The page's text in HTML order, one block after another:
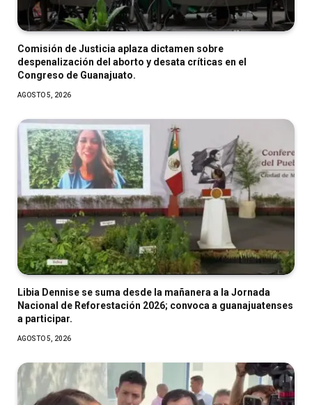
Comisión de Justicia aplaza dictamen sobre
despenalización del aborto y desata críticas en el
Congreso de Guanajuato.
AGOSTO 5, 2026
Libia Dennise se suma desde la mañanera a la Jornada
Nacional de Reforestación 2026; convoca a guanajuatenses
a participar.
AGOSTO 5, 2026